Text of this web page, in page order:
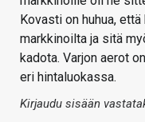
Kovasti on huhua,
markkinoilta ja sitä
kadota. Varjon aerot
eri hintaluokassa.
Kirjaudu sisään